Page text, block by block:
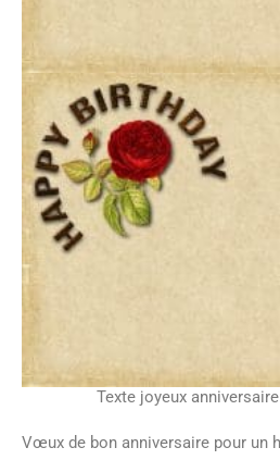
Texte joyeux
Vœux de bon anniversaire pour un